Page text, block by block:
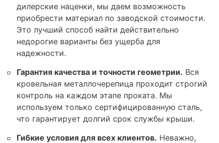
дилерские наценки, мы даем возможность
приобрести материал по заводской стоимости.
Это лучший способ найти действительно
недорогие варианты без ущерба для
надежности.
Гарантия качества и точности геометрии. Вся
кровельная металлочерепица проходит строгий
контроль на каждом этапе проката. Мы
используем только сертифицированную сталь,
что гарантирует долгий срок службы крыши.
Гибкие условия для всех клиентов. Неважно,